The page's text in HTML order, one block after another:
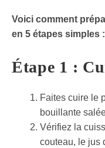
Voici comment
en 5 étapes simples :
Étape 1 :
Faites cuire le
bouillante
Vérifiez la
couteau, le jus